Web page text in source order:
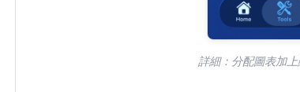
詳細：分配圖表加上